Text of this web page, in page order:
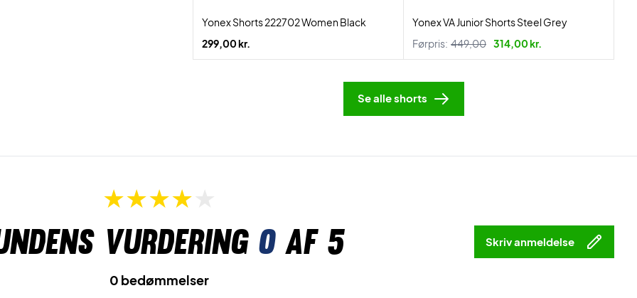
Yonex Shorts 222702 Women Black
299,00 kr.
Yonex VA Junior Shorts Steel Grey
Førpris: 449,00 314,00 kr.
Se alle shorts
vurdering 0af 5 Skriv anmeldelse
0 bedømmelser